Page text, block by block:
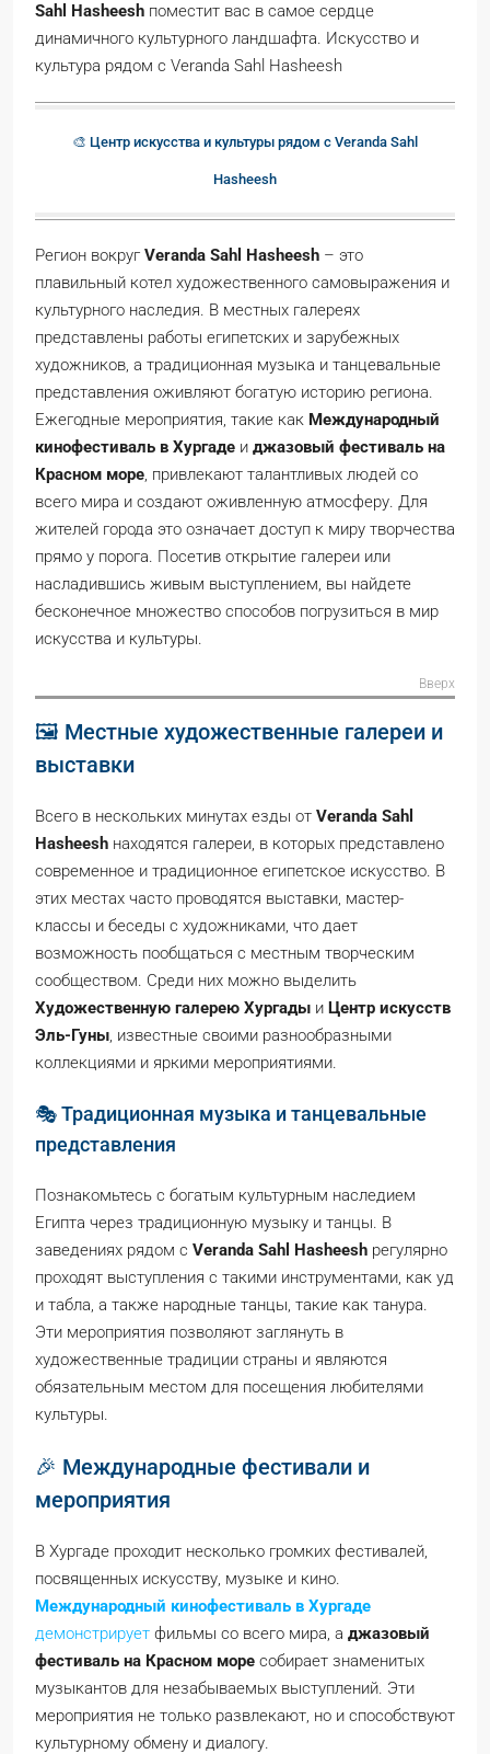
Sahl Hasheesh поместит вас в самое сердце
динамичного культурного ландшафта. Искусство и
культура рядом с Veranda Sahl Hasheesh
🎨 Центр искусства и культуры рядом с Veranda Sahl
Hasheesh
Регион вокруг Veranda Sahl Hasheesh – это
плавильный котел художественного самовыражения и
культурного наследия. В местных галереях
представлены работы египетских и зарубежных
художников, а традиционная музыка и танцевальные
представления оживляют богатую историю региона.
Ежегодные мероприятия, такие как Международный
кинофестиваль в Хургаде и джазовый фестиваль на
Красном море, привлекают талантливых людей со
всего мира и создают оживленную атмосферу. Для
жителей города это означает доступ к миру творчества
прямо у порога. Посетив открытие галереи или
насладившись живым выступлением, вы найдете
бесконечное множество способов погрузиться в мир
искусства и культуры.
Вверх
🖼️ Местные художественные галереи и
выставки
Всего в нескольких минутах езды от Veranda Sahl
Hasheesh находятся галереи, в которых представлено
современное и традиционное египетское искусство. В
этих местах часто проводятся выставки, мастер-
классы и беседы с художниками, что дает
возможность пообщаться с местным творческим
сообществом. Среди них можно выделить
Художественную галерею Хургады и Центр искусств
Эль-Гуны, известные своими разнообразными
коллекциями и яркими мероприятиями.
🎭 Традиционная музыка и танцевальные
представления
Познакомьтесь с богатым культурным наследием
Египта через традиционную музыку и танцы. В
заведениях рядом с Veranda Sahl Hasheesh регулярно
проходят выступления с такими инструментами, как уд
и табла, а также народные танцы, такие как танура.
Эти мероприятия позволяют заглянуть в
художественные традиции страны и являются
обязательным местом для посещения любителями
культуры.
🎉 Международные фестивали и
мероприятия
В Хургаде проходит несколько громких фестивалей,
посвященных искусству, музыке и кино.
Международный кинофестиваль в Хургаде
демонстрирует фильмы со всего мира, а джазовый
фестиваль на Красном море собирает знаменитых
музыкантов для незабываемых выступлений. Эти
мероприятия не только развлекают, но и способствуют
культурному обмену и диалогу.